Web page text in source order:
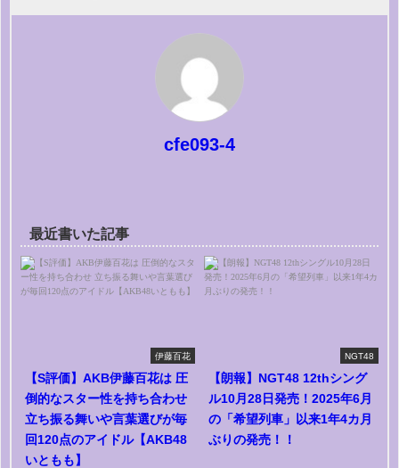
cfe093-4
最近書いた記事
伊藤百花
【S評価】AKB伊藤百花は 圧
倒的なスター性を持ち合わせ
立ち振る舞いや言葉選びが毎
回120点のアイドル【AKB48
いともも】
NGT48
【朗報】NGT48 12thシング
ル10月28日発売！2025年6月
の「希望列車」以来1年4カ月
ぶりの発売！！